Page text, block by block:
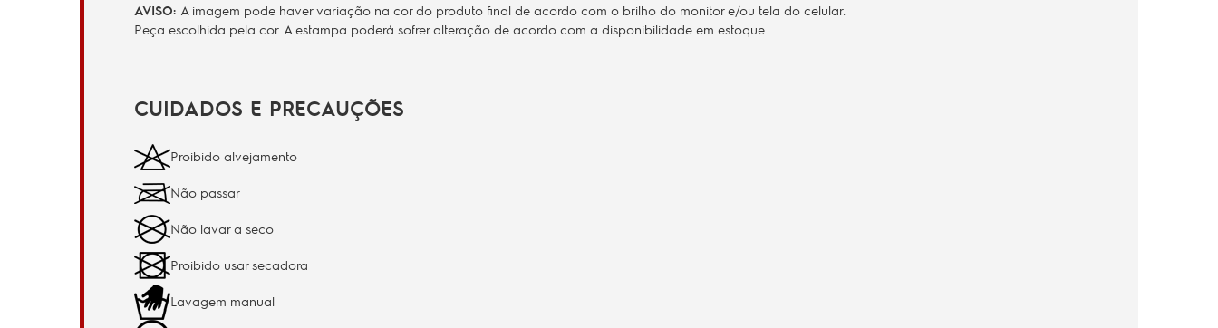
AVISO: A imagem pode haver variação na cor do produto final de acordo com o brilho do monitor e/ou tela do celular.
Peça escolhida pela cor. A estampa poderá sofrer alteração de acordo com a disponibilidade em estoque.
CUIDADOS E PRECAUÇÕES
Proibido alvejamento
Não passar
Não lavar a seco
Proibido usar secadora
Lavagem manual